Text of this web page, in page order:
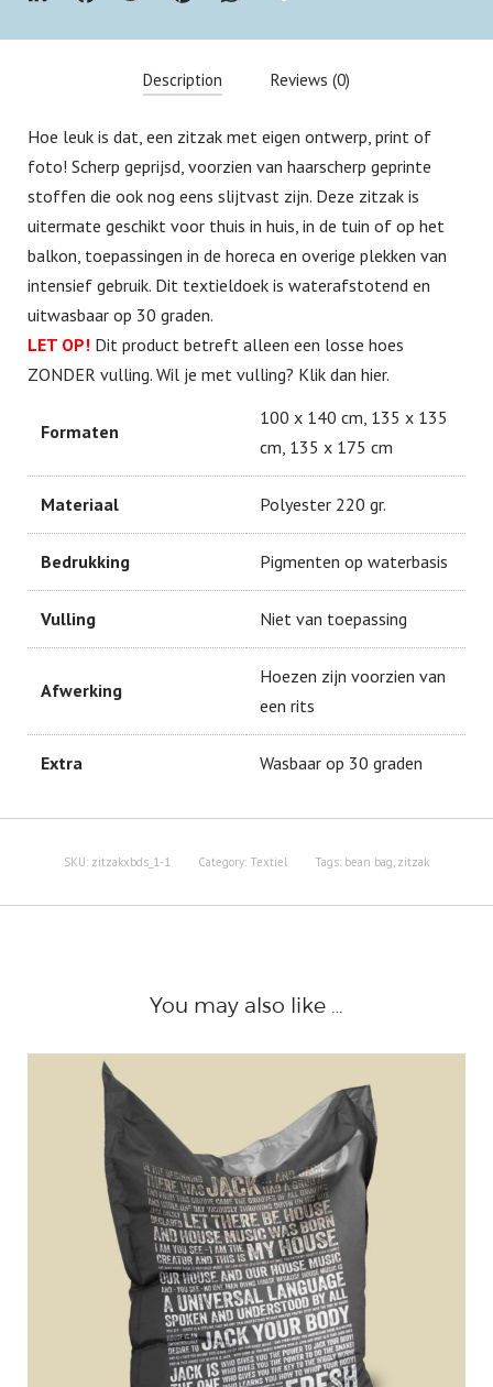
Gemeente Stickers
Blog
Contact
LINKEDININSTAGRAM
FACEBOOK
Description Reviews (0)
Hoe leuk is dat, een zitzak met eigen ontwerp, print of
foto! Scherp geprijsd, voorzien van haarscherp geprinte
stoffen die ook nog eens slijtvast zijn. Deze zitzak is
uitermate geschikt voor thuis in huis, in de tuin of op het
balkon, toepassingen in de horeca en overige plekken van
intensief gebruik. Dit textieldoek is waterafstotend en
uitwasbaar op 30 graden.
LET OP! Dit product betreft alleen een losse hoes
ZONDER vulling. Wil je met vulling? Klik dan hier.
Formaten
100 x 140 cm, 135 x 135
cm, 135 x 175 cm
Materiaal Polyester 220 gr.
Bedrukking Pigmenten op waterbasis
Vulling Niet van toepassing
Afwerking
Hoezen zijn voorzien van
een rits
Extra Wasbaar op 30 graden
There are no reviews yet.
Be the first to review “Zitzak zonder vulling”
Your email address will not be published. Required fields
are marked*
Your rating*
Your review *
Name*
the next time I comment.
SKU: zitzakxbds_1-1 Category: Textiel Tags: bean bag zitzak
You may also like …